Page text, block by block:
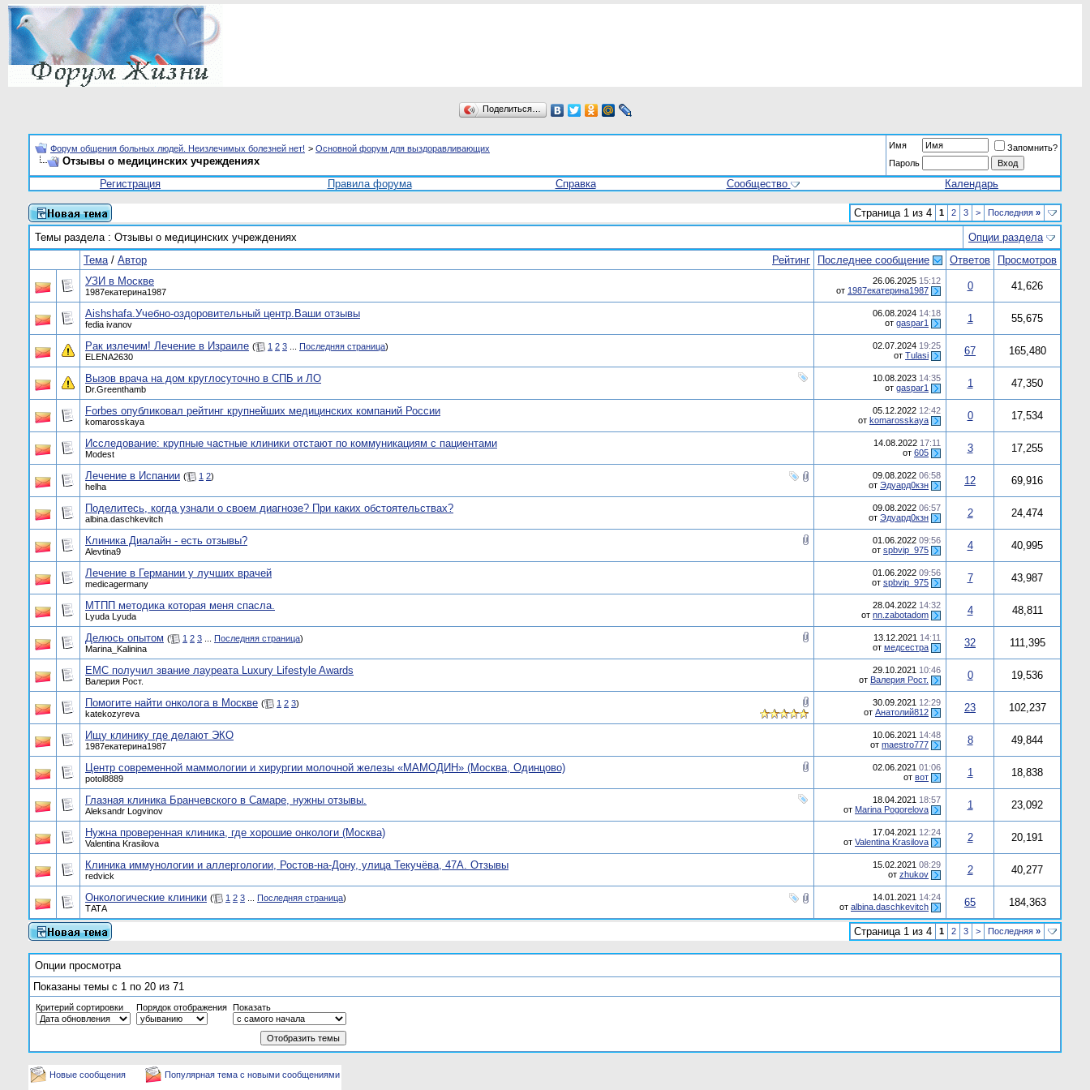
Поделиться…
Форум общения больных людей. Неизлечимых болезней нет! > Основной форум для выздоравливающих
Отзывы о медицинских учреждениях
Имя
Запомнить?
Пароль
Регистрация Правила форума Справка Сообщество Календарь
Страница 1 из 4 1 2 3 > Последняя »
Темы раздела: Отзывы о медицинских учреждениях
Опции раздела
Рейтинг
Тема/ Автор Последнее сообщение Ответов
Просмотров
УЗИ в Москве
1987екатерина1987
26.06.2025 15:12
от 1987екатерина1987 0 41,626
Aishshafa.Учебно-оздоровительный центр.Ваши отзывы
fedia ivanov
06.08.2024 14:18
от gaspar1 1 55,675
Рак излечим! Лечение в Израиле ( 1 2 3 Последняя страница)
ELENA2630
02.07.2024 19:25
от Tulasi 67 165,480
Вызов врача на дом круглосуточно в СПБ и ЛО
Dr.Greenthamb
10.08.2023 14:35
от gaspar1 1 47,350
Forbes опубликовал рейтинг крупнейших медицинских компаний России
komarosskaya
05.12.2022 12:42
от komarosskaya 0 17,534
Исследование: крупные частные клиники отстают по коммуникациям с пациентами
Modest
14.08.2022 17:11
от 605 3 17,255
Лечение в Испании ( 1 2)
helha
09.08.2022 06:58
от Эдуард0кзн 12 69,916
Поделитесь, когда узнали о своем диагнозе? При каких обстоятельствах?
albina.daschkevitch
09.08.2022 06:57
от Эдуард0кзн 2 24,474
Клиника Диалайн - есть отзывы?
Alevtina9
01.06.2022 09:56
от spbvip_975 4 40,995
Лечение в Германии у лучших врачей
medicagermany
01.06.2022 09:56
от spbvip_975 7 43,987
МТПП методика которая меня спасла.
Lyuda Lyuda
28.04.2022 14:32
от nn.zabotadom 4 48,811
Делюсь опытом ( 1 2 3 Последняя страница)
Marina_Kalinina
13.12.2021 14:11
от медсестра 32 111,395
ЕМС получил звание лауреата Luxury Lifestyle Awards
Валерия Рост.
29.10.2021 10:46
от Валерия Рост. 0 19,536
Помогите найти онколога в Москве ( 1 2 3)
katekozyreva
30.09.2021 12:29
от Анатолий812 23 102,237
Ищу клинику где делают ЭКО
1987екатерина1987
10.06.2021 14:48
от maestro777 8 49,844
Центр современной маммологии и хирургии молочной железы «МАМОДИН» (Москва, Одинцово)
potol8889
02.06.2021 01:06
от вот 1 18,838
Глазная клиника Бранчевского в Самаре, нужны отзывы.
Aleksandr Logvinov
18.04.2021 18:57
от Marina Pogorelova 1 23,092
Нужна проверенная клиника, где хорошие онкологи (Москва)
Valentina Krasilova
17.04.2021 12:24
от Valentina Krasilova 2 20,191
Клиника иммунологии и аллергологии, Ростов-на-Дону, улица Текучёва, 47А. Отзывы
redvick
15.02.2021 08:29
от zhukov 2 40,277
Онкологические клиники ( 1 2 3 Последняя страница)
ТАТА
14.01.2021 14:24
от albina.daschkevitch 65 184,363
Страница 1 из 4 1 2 3 > Последняя »
Опции просмотра
Показаны темы с 1 по 20 из 71
Критерий сортировки Порядок отображения Показать
Новые сообщения
Популярная тема с новыми сообщениями